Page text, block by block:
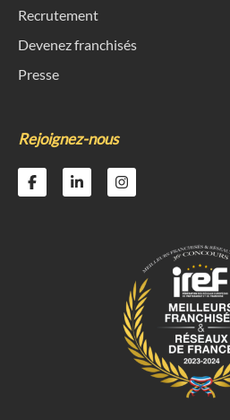
Recrutement
Devenez franchisés
Presse
Rejoignez-nous